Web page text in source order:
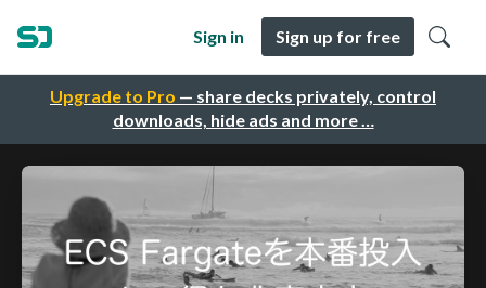
Upgrade to Pro — share decks privately, control
downloads, hide ads and more …
Sign in Sign up for free